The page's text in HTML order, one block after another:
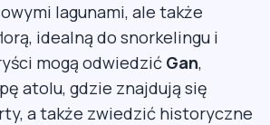
lagunami, ale także
idealną do snorkelingu i
mogą odwiedzić Gan,
atolu, gdzie znajdują się
a także zwiedzić historyczne